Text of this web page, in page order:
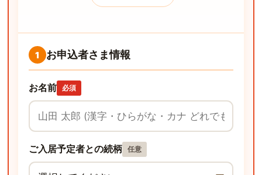
1 お申込者さま情報
お名前 必須
ご入居予定者との続柄 任意